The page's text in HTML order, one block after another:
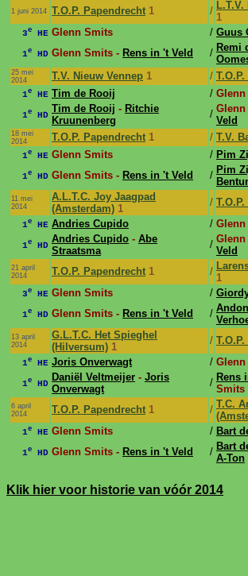
1 juni 2014 T.O.P. Papendrecht 1 /
1
3e HE Glenn Smits / Guus
1e HD Glenn Smits - Rens in 't Veld / Remi
25 mei
2014
T.V. Nieuw Vennep 1 /
1e HE Tim de Rooij /
1e HD
Tim de Rooij - Ritchie
Kruunenberg
/
Veld
18 mei
2014
T.O.P. Papendrecht 1 / T.V.
1e HE Glenn Smits / Pim
1e HD Glenn Smits - Rens in 't Veld / Pim
11 mei
2014
A.L.T.C. Joy Jaagpad
(Amsterdam) 1
/
1e HE Andries Cupido /
1e HD
Andries Cupido - Abe
Straatsma
/
Veld
21 april
2014
T.O.P. Papendrecht 1 /
1
3e HE Glenn Smits /
1e HD Glenn Smits - Rens in 't Veld /
13 april
2014
G.L.T.C. Het Spieghel
(Hilversum) 1
/
1e HE Joris Onverwagt /
1e HD
Daniël Veltmeijer - Joris
Onverwagt
/ Rens
Smits
6 april
2014
T.O.P. Papendrecht 1 / T.C.
1e HE Glenn Smits / Bart
1e HD Glenn Smits - Rens in 't Veld / Bart
A-Ton
Klik hier voor historie van vóór 2014